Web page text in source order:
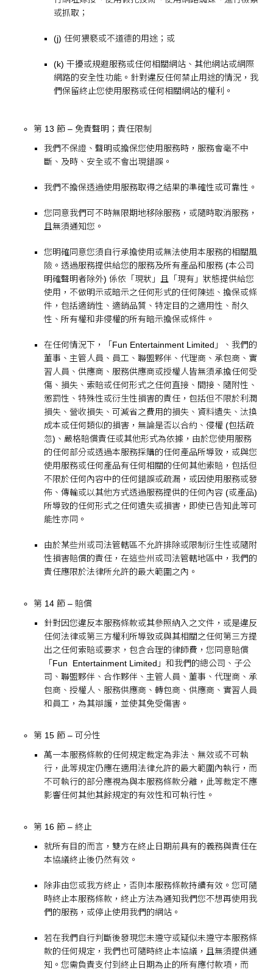
或抓取；
(j) 任何猥褻或不道德的用途；或
(k) 干擾或規避服務或任何相關網站、其他網站或網際
網路的安全性功能。針對違反任何禁止用途的情況，我
們保留終止您使用服務或任何相關網站的權利。
第 13 節 – 免責聲明；責任限制
我們不保證、聲明或擔保您使用服務時，服務會毫不中
斷、及時、安全或不會出現錯誤。
我們不擔保透過使用服務取得之結果的準確性或可靠性。
您同意我們可不時無限期地移除服務，或隨時取消服務，
且無須通知您。
您明確同意您須自行承擔使用或無法使用本服務的相關風
險。透過服務提供給您的服務及所有產品和服務 (本公司
明確聲明者除外) 係依「現狀」且「現有」狀態提供給您
使用，不做明示或暗示之任何形式的任何陳述、擔保或條
件，包括適銷性、適銷品質、特定目的之適用性、耐久
性、所有權和非侵權的所有暗示擔保或條件。
在任何情況下，「Fun Entertainment Limited」、我們的
董事、主管人員、員工、聯盟夥伴、代理商、承包商、實
習人員、供應商、服務供應商或授權人皆無須承擔任何受
傷、損失、索賠或任何形式之任何直接、間接、隨附性、
懲罰性、特殊性或衍生性損害的責任，包括但不限於利潤
損失、營收損失、可減省之費用的損失、資料遺失、汰換
成本或任何類似的損害，無論是否以合約、侵權 (包括疏
忽)、嚴格賠償責任或其他形式為依據，由於您使用服務
的任何部分或透過本服務採購的任何產品所導致，或與您
使用服務或任何產品有任何相關的任何其他索賠，包括但
不限於任何內容中的任何錯誤或疏漏，或因使用服務或發
佈、傳輸或以其他方式透過服務提供的任何內容 (或產品)
所導致的任何形式之任何遺失或損害，即使已告知此等可
能性亦同。
由於某些州或司法管轄區不允許排除或限制衍生性或隨附
性損害賠償的責任，在這些州或司法管轄地區中，我們的
責任應限於法律所允許的最大範圍之內。
第 14 節 – 賠償
針對因您違反本服務條款或其參照納入之文件，或是違反
任何法律或第三方權利所導致或與其相關之任何第三方提
出之任何索賠或要求，包含合理的律師費，您同意賠償
「Fun Entertainment Limited」和我們的總公司、子公
司、聯盟夥伴、合作夥伴、主管人員、董事、代理商、承
包商、授權人、服務供應商、轉包商、供應商、實習人員
和員工，為其辯護，並使其免受傷害。
第 15 節 – 可分性
萬一本服務條款的任何規定裁定為非法、無效或不可執
行，此等規定仍應在適用法律允許的最大範圍內執行，而
不可執行的部分應視為與本服務條款分離，此等裁定不應
影響任何其他其餘規定的有效性和可執行性。
第 16 節 – 終止
就所有目的而言，雙方在終止日期前具有的義務與責任在
本協議終止後仍然有效。
除非由您或我方終止，否則本服務條款持續有效。您可隨
時終止本服務條款，終止方法為通知我們您不想再使用我
們的服務，或停止使用我們的網站。
若在我們自行判斷後發現您未遵守或疑似未遵守本服務條
款的任何規定，我們也可隨時終止本協議，且無須提供通
知。您需負責支付到終止日期為止的所有應付款項，而